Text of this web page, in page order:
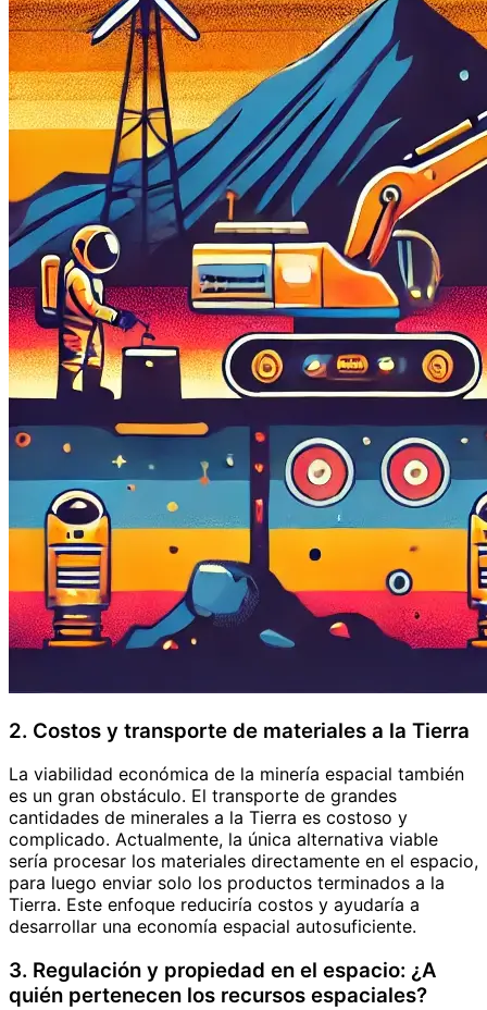
2. Costos y transporte de materiales a la Tierra
La viabilidad económica de la minería espacial también
es un gran obstáculo. El transporte de grandes
cantidades de minerales a la Tierra es costoso y
complicado. Actualmente, la única alternativa viable
sería procesar los materiales directamente en el espacio,
para luego enviar solo los productos terminados a la
Tierra. Este enfoque reduciría costos y ayudaría a
desarrollar una economía espacial autosuficiente.
3. Regulación y propiedad en el espacio: ¿A
quién pertenecen los recursos espaciales?